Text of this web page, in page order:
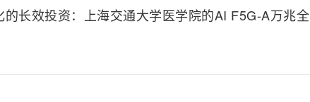
的长效投资：上海交通大学医学院的AI F5G-A万兆全